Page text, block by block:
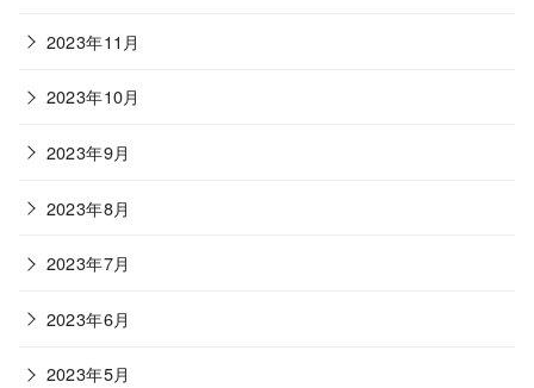
2023年11月
2023年10月
2023年9月
2023年8月
2023年7月
2023年6月
2023年5月